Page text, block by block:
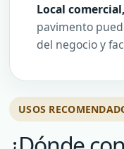
Local
pavimento
del negocio y
USOS